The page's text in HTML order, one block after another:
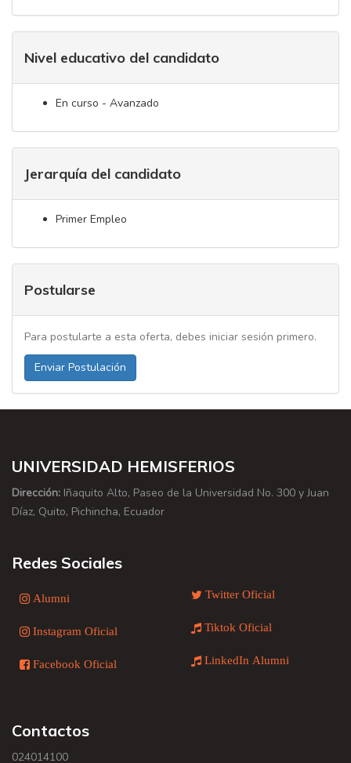
Nivel educativo del candidato
En curso - Avanzado
Jerarquía del candidato
Primer Empleo
Postularse
Para postularte a esta oferta, debes iniciar sesión primero.
Enviar Postulación
UNIVERSIDAD HEMISFERIOS
Dirección: Iñaquito Alto, Paseo de la Universidad No. 300 y Juan
Díaz, Quito, Pichincha, Ecuador
Redes Sociales
Alumni
Instagram Oficial
Facebook Oficial
Twitter Oficial
Tiktok Oficial
LinkedIn Alumni
Contactos
024014100